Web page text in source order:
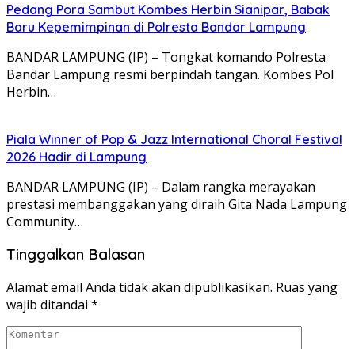
Pedang Pora Sambut Kombes Herbin Sianipar, Babak
Baru Kepemimpinan di Polresta Bandar Lampung
BANDAR LAMPUNG (IP) – Tongkat komando Polresta
Bandar Lampung resmi berpindah tangan. Kombes Pol
Herbin…
Piala Winner of Pop & Jazz International Choral Festival
2026 Hadir di Lampung
BANDAR LAMPUNG (IP) – Dalam rangka merayakan
prestasi membanggakan yang diraih Gita Nada Lampung
Community…
Tinggalkan Balasan
Alamat email Anda tidak akan dipublikasikan. Ruas yang
wajib ditandai *